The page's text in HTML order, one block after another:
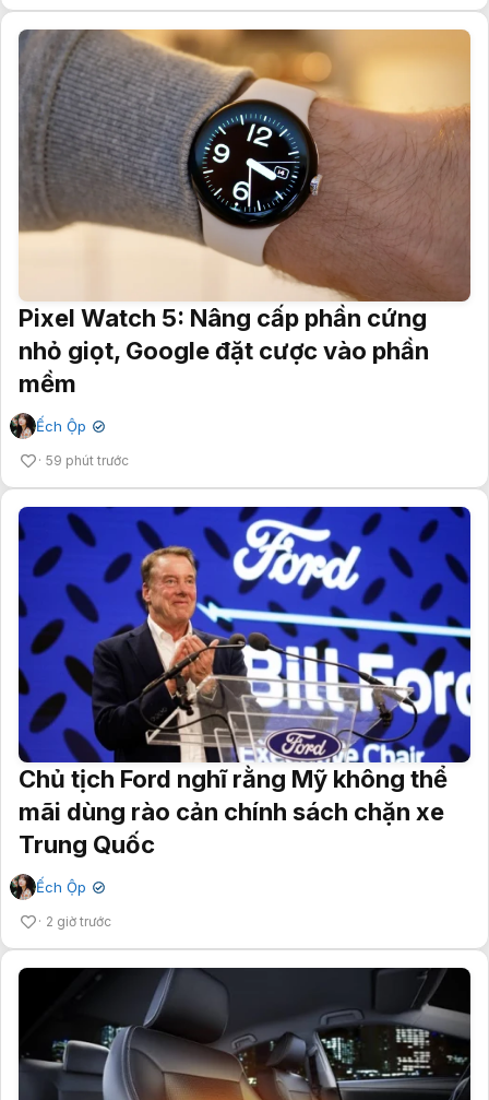
Pixel Watch 5: Nâng cấp phần cứng
nhỏ giọt, Google đặt cược vào phần
mềm
Ếch Ộp ✔
59 phút trước
Chủ tịch Ford nghĩ rằng Mỹ không thể
mãi dùng rào cản chính sách chặn xe
Trung Quốc
Ếch Ộp ✔
2 giờ trước